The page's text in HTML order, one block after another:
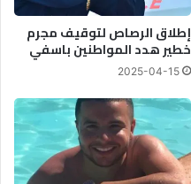
إطلاق الرصاص لتوقيف مجرم
خطير هدد المواطنين باسفي
2025-04-15